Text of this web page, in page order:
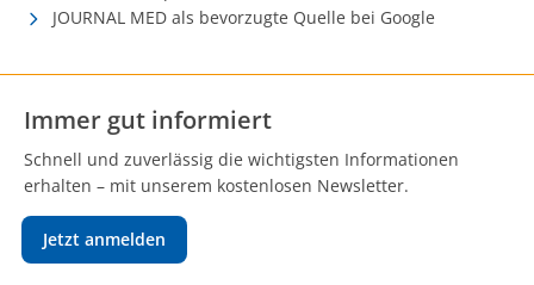
JOURNAL MED als bevorzugte Quelle bei Google
Immer gut informiert
Schnell und zuverlässig die wichtigsten Informationen
erhalten – mit unserem kostenlosen Newsletter.
Jetzt anmelden